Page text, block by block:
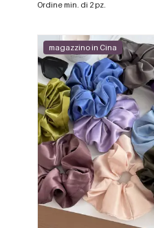
Ordine min. di 2 pz.
magazzino in Cina